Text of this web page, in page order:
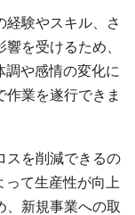
経験やスキル、さ
を受けるため、
や感情の変化に
業を遂行できま
スを削減できるの
って生産性が向上
、新規事業への取